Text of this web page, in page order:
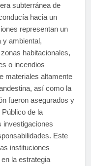
subterránea de
hacia un
representan un
y ambiental,
habitacionales,
o incendios
materiales altamente
así como la
fueron asegurados y
de la
investigaciones
Este
instituciones
la estrategia